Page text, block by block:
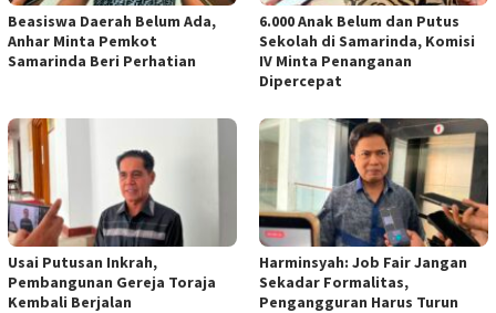
Beasiswa Daerah Belum Ada,
Anhar Minta Pemkot
Samarinda Beri Perhatian
6.000 Anak Belum dan Putus
Sekolah di Samarinda, Komisi
IV Minta Penanganan
Dipercepat
Usai Putusan Inkrah,
Pembangunan Gereja Toraja
Kembali Berjalan
Harminsyah: Job Fair Jangan
Sekadar Formalitas,
Pengangguran Harus Turun